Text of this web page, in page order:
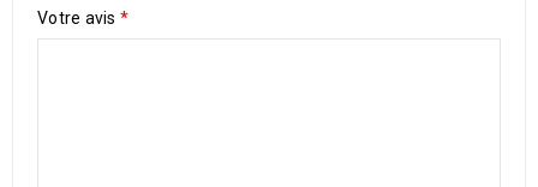
Votre avis *